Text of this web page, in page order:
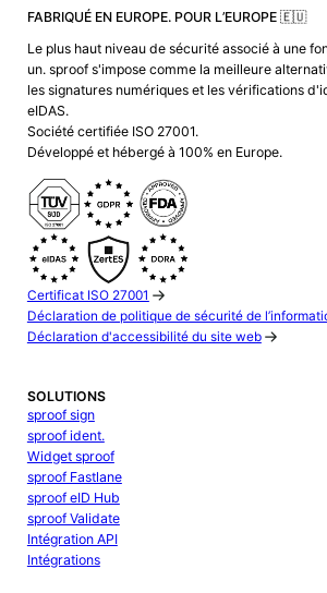
FABRIQUÉ EN EUROPE. POUR L’EUROPE 🇪🇺
Le plus haut niveau de sécurité associé à une
un. sproof s'impose comme la meilleure
les signatures numériques et les vérifications
eIDAS.
Société certifiée ISO 27001.
Développé et hébergé à 100% en Europe.
Certificat ISO 27001
Déclaration de politique de sécurité de
Déclaration d'accessibilité du site web
SOLUTIONS
sproof sign
sproof ident.
Widget sproof
sproof Fastlane
sproof eID Hub
sproof Validate
Intégration API
Intégrations